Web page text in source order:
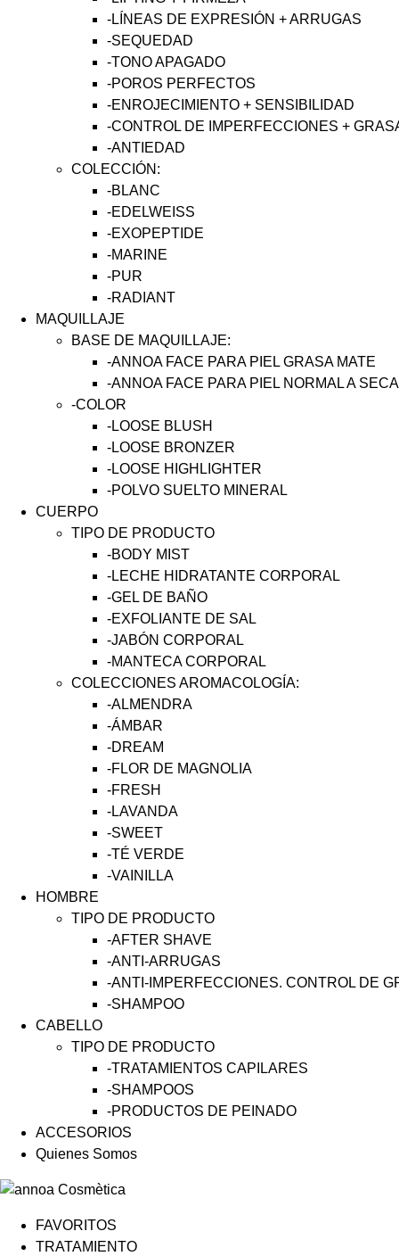
-LÍNEAS DE EXPRESIÓN + ARRUGAS
-SEQUEDAD
-TONO APAGADO
-POROS PERFECTOS
-ENROJECIMIENTO + SENSIBILIDAD
-CONTROL DE IMPERFECCIONES +
-ANTIEDAD
COLECCIÓN:
-BLANC
-EDELWEISS
-EXOPEPTIDE
-MARINE
-PUR
-RADIANT
MAQUILLAJE
BASE DE MAQUILLAJE:
-ANNOA FACE PARA PIEL GRASA MATE
-ANNOA FACE PARA PIEL NORMAL A
-COLOR
-LOOSE BLUSH
-LOOSE BRONZER
-LOOSE HIGHLIGHTER
-POLVO SUELTO MINERAL
CUERPO
TIPO DE PRODUCTO
-BODY MIST
-LECHE HIDRATANTE CORPORAL
-GEL DE BAÑO
-EXFOLIANTE DE SAL
-JABÓN CORPORAL
-MANTECA CORPORAL
COLECCIONES AROMACOLOGÍA:
-ALMENDRA
-ÁMBAR
-DREAM
-FLOR DE MAGNOLIA
-FRESH
-LAVANDA
-SWEET
-TÉ VERDE
-VAINILLA
HOMBRE
TIPO DE PRODUCTO
-AFTER SHAVE
-ANTI-ARRUGAS
-ANTI-IMPERFECCIONES. CONTROL DE
-SHAMPOO
CABELLO
TIPO DE PRODUCTO
-TRATAMIENTOS CAPILARES
-SHAMPOOS
-PRODUCTOS DE PEINADO
ACCESORIOS
Quienes Somos
FAVORITOS
TRATAMIENTO